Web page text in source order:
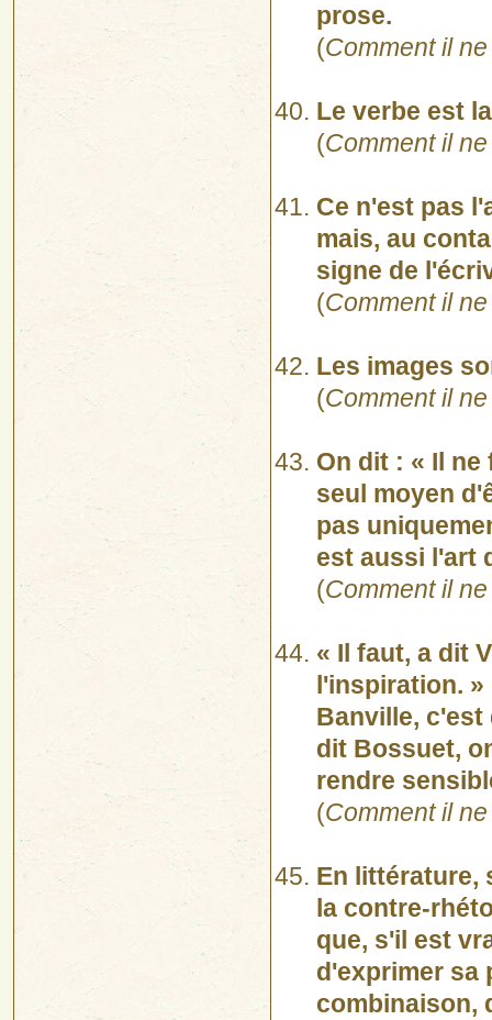
prose.
(Comment il
Le verbe est
(Comment il
Ce n'est pas
mais, au
signe de
(Comment il
Les images
(Comment il
On dit : « Il
seul moyen
pas
est aussi l'art
(Comment il
« Il faut, a dit
l'inspiration.
Banville, c'est
dit Bossuet,
rendre
(Comment il
En littérature,
la contre-
que, s'il est
d'exprimer sa
combinaison,